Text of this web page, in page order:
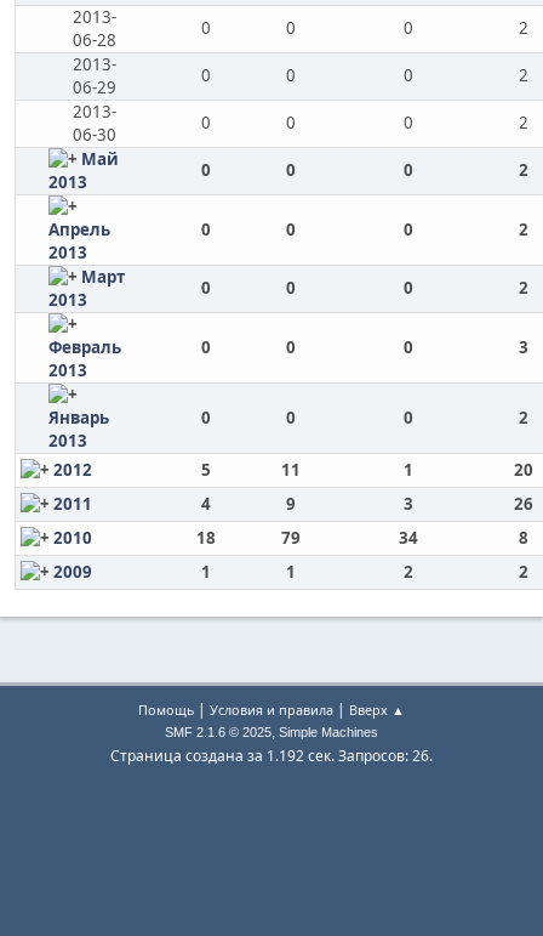
2013-
06-28
0 0 0
2
2013-
06-29
0 0 0
2
2013-
06-30
0 0 0
2
Май
2013
0 0 0 2
Апрель
2013
0 0 0 2
Март
2013
0 0 0 2
Февраль
2013
0 0 0 3
Январь
2013
0 0 0 2
2012 5 11 1
20
2011
4 9 3
26
2010
18 79 34
8
2009
1 1 2 2
Помощь | Условия и правила | Вверх ▲
SMF 2.1.6 © 2025, Simple Machines
Страница создана за 1.192 сек. Запросов: 26.